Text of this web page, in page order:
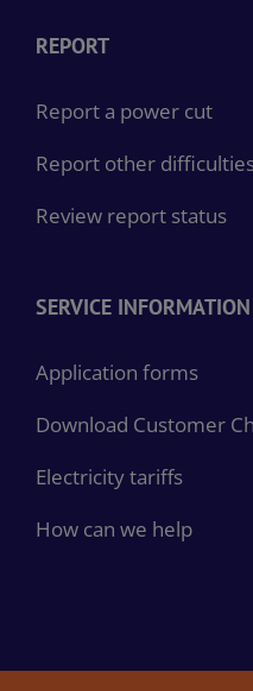
REPORT
Report a power cut
Report other
Review report status
SERVICE INFORMATION
Application forms
Download Customer
Electricity tariffs
How can we help